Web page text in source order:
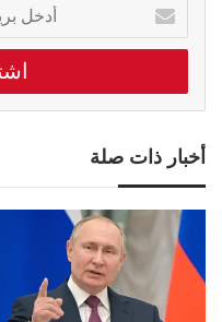
بريدك
الالكتروني
أخبار ذات صلة